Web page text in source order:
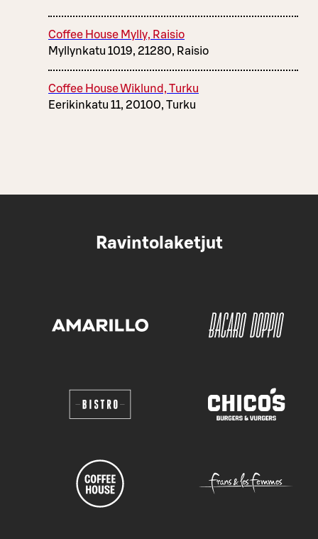
Coffee House Mylly, Raisio
Myllynkatu 1019, 21280, Raisio
Coffee House Wiklund, Turku
Eerikinkatu 11, 20100, Turku
Ravintolaketjut